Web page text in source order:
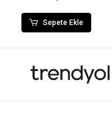
Sepete Ekle